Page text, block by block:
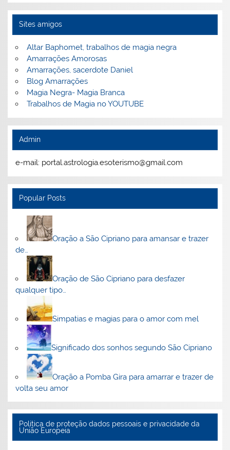
Sites amigos
Altar Baphomet, trabalhos de magia negra
Amarrações Amorosas
Amarrações, sacerdote Daniel
Blog Amarrações
Magia Negra- Magia Branca
Trabalhos de Magia no YOUTUBE
Admin
e-mail: portal.astrologia.esoterismo@gmail.com
Popular Posts
Oração a São Cipriano para amansar e trazer
de…
Oração de São Cipriano para desfazer
qualquer tipo…
Simpatias e magias para o amor com mel
Significado dos sonhos segundo São Cipriano
Oração a Pomba Gira para amarrar e trazer de
volta seu amor
Politica de proteção dados pessoais e privacidade da
União Europeia